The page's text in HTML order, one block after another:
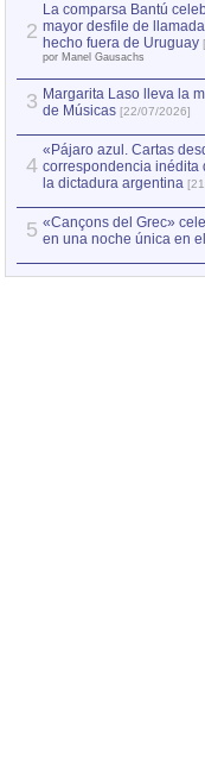
2
La comparsa Bantú
mayor desfile de
hecho fuera de Uruguay
por Manel Gausachs
3 Margarita Laso lleva la
de Músicas [22/07/2026]
4
«Pájaro azul. Cartas
correspondencia inédita
la dictadura argentina
5 «Cançons del Grec»
en una noche única en